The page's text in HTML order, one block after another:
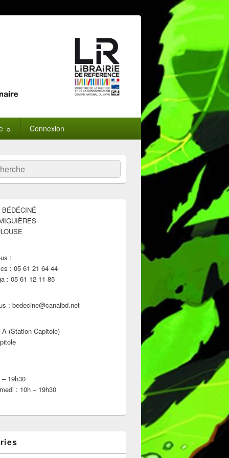
☼ Connexion
:
: 05 61 21 64 44
: 05 61 12 11 85
: bedecine@canalbd.net
A (Station Capitole)
19h30
: 10h – 19h30